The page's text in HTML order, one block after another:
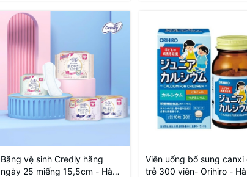
Băng vệ sinh Credly hằng
ngày 25 miếng 15,5cm - Hàng
Viên uống bổ sung canxi
trẻ 300 viên- Orihiro -